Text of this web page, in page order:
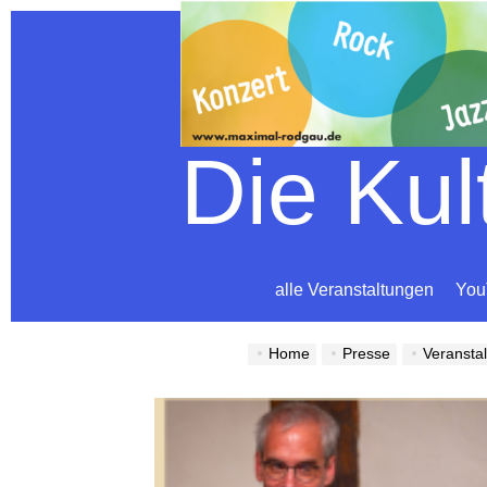
Die
alle Veranstaltungen
Home Presse